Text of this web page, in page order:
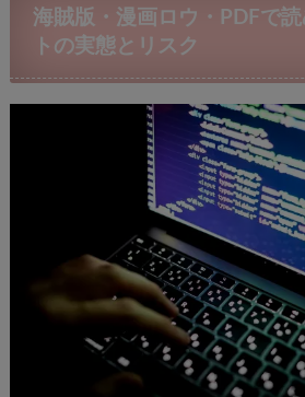
海賊版・漫画ロウ・PDFで
トの実態とリスク